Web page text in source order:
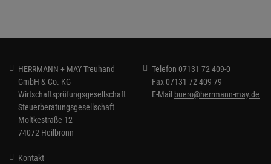
HERRMANN + MAY Treuhand
GmbH & Co. KG
Wirtschaftsprüfungsgesellschaft
Steuerberatungsgesellschaft
Moltkestraße 12
74072 Heilbronn
Telefon 07131 72 409-0
Fax07131 72 409-79
E-Mail buero@herrmann-may.de
Kontakt